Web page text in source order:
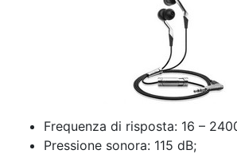
Frequenza di risposta: 16 –
Pressione sonora: 115 dB;